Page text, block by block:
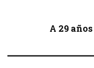
A 29